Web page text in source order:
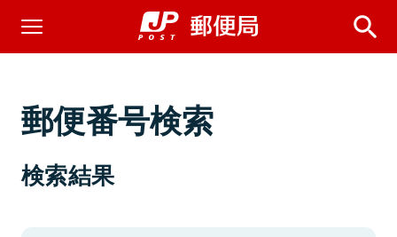
郵便番号検索
検索結果